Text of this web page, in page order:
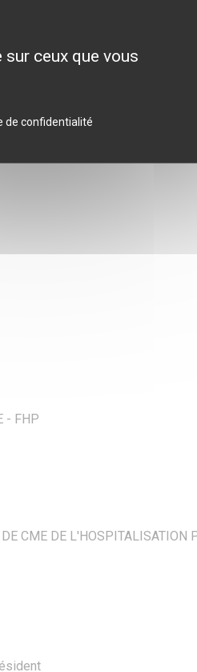
de santé privés et 40 000
?
- FHP
CME DE L'HOSPITALISATION
ceux que vous
de confidentialité